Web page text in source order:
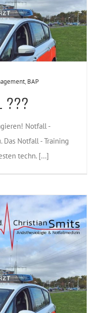
, BAP
???
Notfall -
Das Notfall - Training
techn. [...]